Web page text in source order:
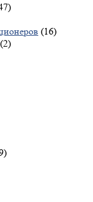
(16)
(2)